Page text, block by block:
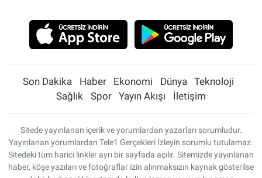
Son Dakika Haber Ekonomi Dünya
Teknoloji
Sağlık
Spor Yayın Akışı İletişim
Sitede yayınlanan içerik ve yorumlardan yazarları sorumludur.
Yayınlanan yorumlardan Tele1 Gerçekleri İzleyin sorumlu tutulamaz.
Sitedeki tüm harici linkler ayrı bir sayfada açılır. Sitemizde yayınlanan
haber, köşe yazıları ve fotoğraflar izin alınmaksızın kaynak gösterilse